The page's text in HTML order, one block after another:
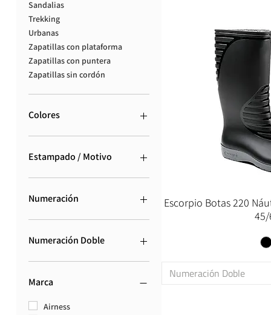
Sandalias
Trekking
Urbanas
Zapatillas con plataforma
Zapatillas con puntera
Zapatillas sin cordón
Colores
Estampado / Motivo
Animal Print
Camuflado
Estampado Infantil
Floreado
Guarda Pampa
Jaspeado
Patrón
Numeración
17
18
20
21
23
Numeración Doble
46
17/18
21/22
Marca
Airness
Escorpio Botas 220
45/
Numeración Doble